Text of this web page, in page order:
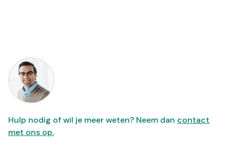
Hulp nodig of wil je meer weten? Neem dan contact
met ons op.